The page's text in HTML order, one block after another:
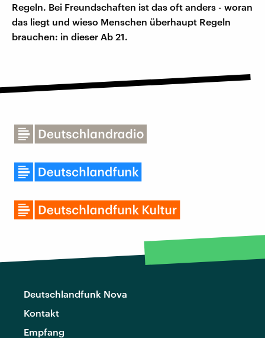
Regeln. Bei Freundschaften ist das oft anders - woran
das liegt und wieso Menschen überhaupt Regeln
brauchen: in dieser Ab 21.
Deutschlandfunk Nova
Kontakt
Empfang